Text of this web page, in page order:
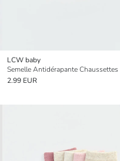
LCW baby
2.99 EUR